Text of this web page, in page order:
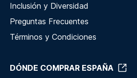
Inclusión y Diversidad
Preguntas Frecuentes
Términos y Condiciones
DÓNDE COMPRAR ESPAÑA